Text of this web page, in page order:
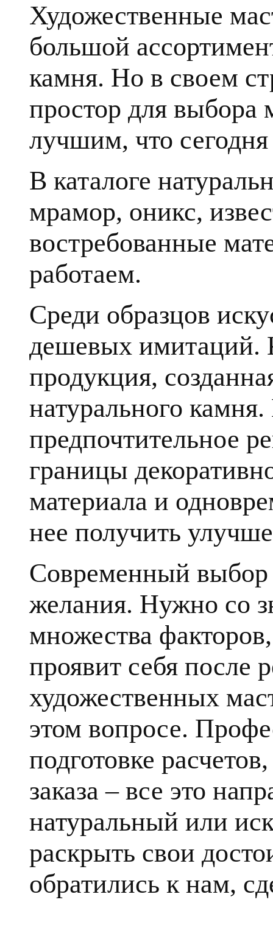
Художественные
большой
камня. Но в своем
простор для выбора
лучшим, что
В каталоге
мрамор, оникс,
востребованные
работаем.
Среди образцов
дешевых имитаций.
продукция,
натурального
предпочтительное
границы
материала и
нее получить
Современный выбор
желания. Нужно со
множества
проявит себя после
художественных
этом вопросе.
подготовке
заказа – все это
натуральный или
раскрыть свои
обратились к нам,